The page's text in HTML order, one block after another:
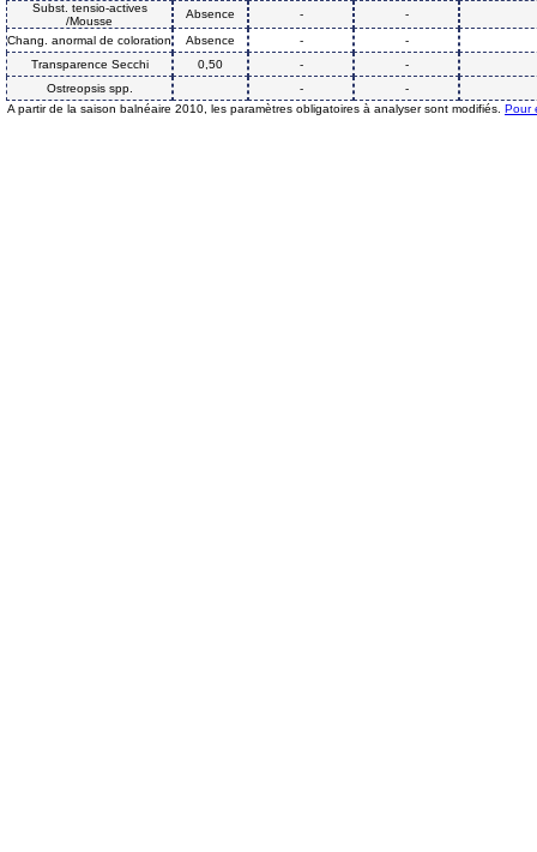
Subst. tensio-actives
/Mousse
Absence -
-
Chang. anormal de coloration
Absence -
-
Transparence Secchi
0,50 -
-
Ostreopsis spp.
-
-
A partir de la saison balnéaire 2010, les paramètres obligatoires à analyser sont modifiés. Pour